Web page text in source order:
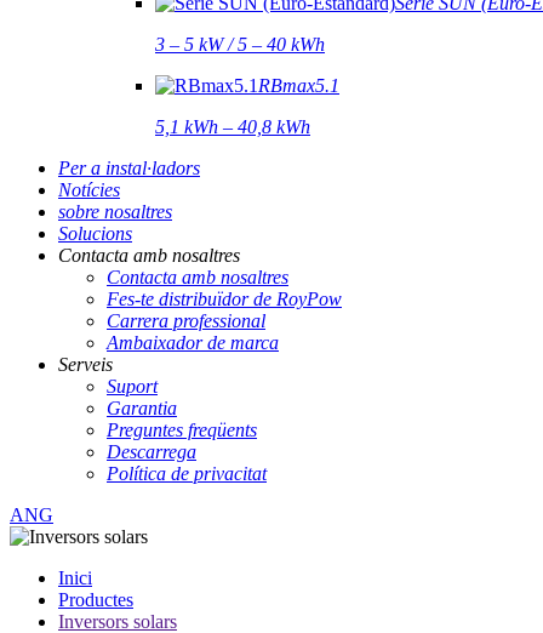
3 – 5 kW / 5 – 40 kWh
RBmax5.1
5,1 kWh – 40,8 kWh
Per a instal·ladors
Notícies
sobre nosaltres
Solucions
Contacta amb nosaltres
Contacta amb nosaltres
Fes-te distribuïdor de RoyPow
Carrera professional
Ambaixador de marca
Serveis
Suport
Garantia
Preguntes freqüents
Descarrega
Política de privacitat
ANG
Inici
Productes
Inversors solars